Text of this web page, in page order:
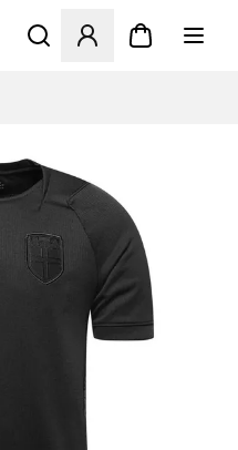
Öffnet ein Fenster zum